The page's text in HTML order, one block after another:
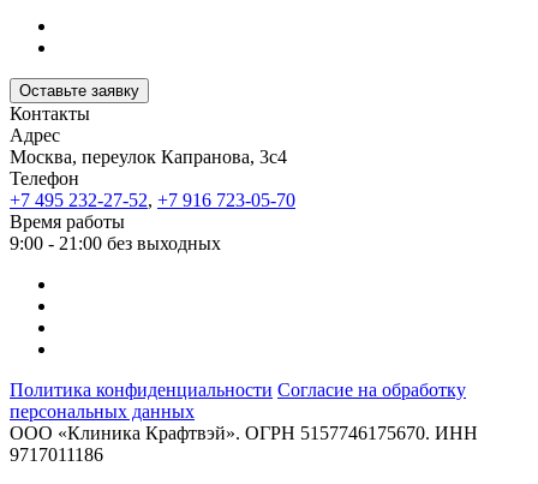
Оставьте заявку
Контакты
Адрес
Москва, переулок Капранова, 3с4
Телефон
+7 495 232-27-52, +7 916 723-05-70
Время работы
9:00 - 21:00 без выходных
Политика конфиденциальности Согласие на обработку
персональных данных
ООО «Клиника Крафтвэй». ОГРН 5157746175670. ИНН
9717011186